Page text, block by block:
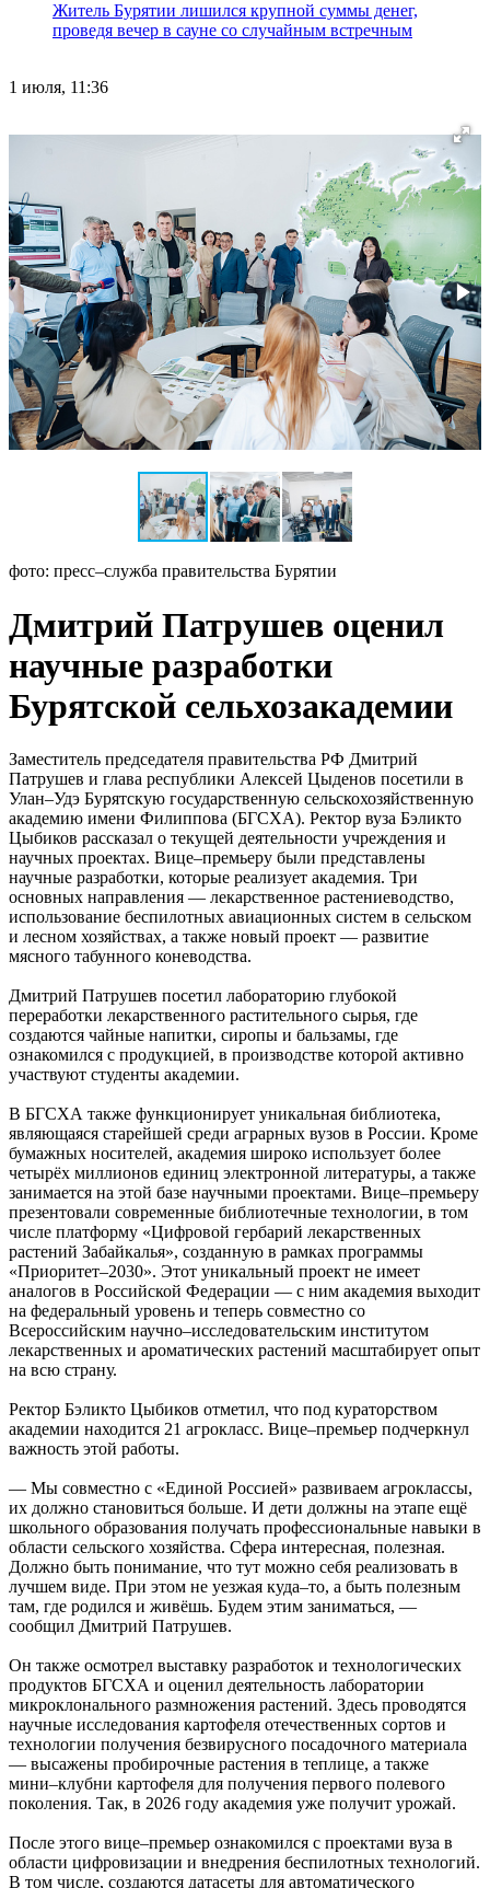
Житель Бурятии лишился крупной суммы денег,
проведя вечер в сауне со случайным встречным
1 июля, 11:36
фото: пресс–служба правительства Бурятии
Дмитрий Патрушев оценил
научные разработки
Бурятской сельхозакадемии
Заместитель председателя правительства РФ Дмитрий
Патрушев и глава республики Алексей Цыденов посетили в
Улан–Удэ Бурятскую государственную сельскохозяйственную
академию имени Филиппова (БГСХА). Ректор вуза Бэликто
Цыбиков рассказал о текущей деятельности учреждения и
научных проектах. Вице–премьеру были представлены
научные разработки, которые реализует академия. Три
основных направления — лекарственное растениеводство,
использование беспилотных авиационных систем в сельском
и лесном хозяйствах, а также новый проект — развитие
мясного табунного коневодства.
Дмитрий Патрушев посетил лабораторию глубокой
переработки лекарственного растительного сырья, где
создаются чайные напитки, сиропы и бальзамы, где
ознакомился с продукцией, в производстве которой активно
участвуют студенты академии.
В БГСХА также функционирует уникальная библиотека,
являющаяся старейшей среди аграрных вузов в России. Кроме
бумажных носителей, академия широко использует более
четырёх миллионов единиц электронной литературы, а также
занимается на этой базе научными проектами. Вице–премьеру
презентовали современные библиотечные технологии, в том
числе платформу «Цифровой гербарий лекарственных
растений Забайкалья», созданную в рамках программы
«Приоритет–2030». Этот уникальный проект не имеет
аналогов в Российской Федерации — с ним академия выходит
на федеральный уровень и теперь совместно со
Всероссийским научно–исследовательским институтом
лекарственных и ароматических растений масштабирует опыт
на всю страну.
Ректор Бэликто Цыбиков отметил, что под кураторством
академии находится 21 агрокласс. Вице–премьер подчеркнул
важность этой работы.
— Мы совместно с «Единой Россией» развиваем агроклассы,
их должно становиться больше. И дети должны на этапе ещё
школьного образования получать профессиональные навыки в
области сельского хозяйства. Сфера интересная, полезная.
Должно быть понимание, что тут можно себя реализовать в
лучшем виде. При этом не уезжая куда–то, а быть полезным
там, где родился и живёшь. Будем этим заниматься, —
сообщил Дмитрий Патрушев.
Он также осмотрел выставку разработок и технологических
продуктов БГСХА и оценил деятельность лаборатории
микроклонального размножения растений. Здесь проводятся
научные исследования картофеля отечественных сортов и
технологии получения безвирусного посадочного материала
— высажены пробирочные растения в теплице, а также
мини–клубни картофеля для получения первого полевого
поколения. Так, в 2026 году академия уже получит урожай.
После этого вице–премьер ознакомился с проектами вуза в
области цифровизации и внедрения беспилотных технологий.
В том числе, создаются датасеты для автоматического